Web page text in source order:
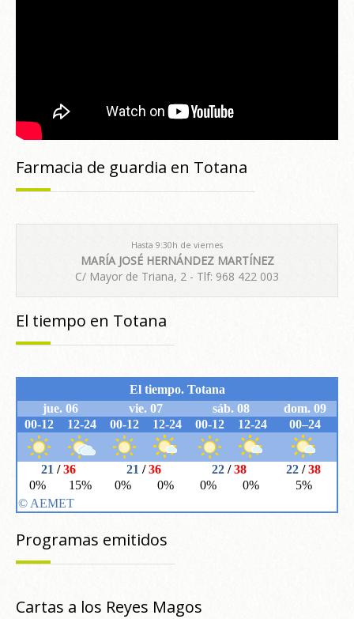
Programas emitidos
Cartas a los Reyes Magos
Farmacia de guardia en Totana
Hasta 9:30h de viernes
MARÍA JOSÉ HERNÁNDEZ MARTÍNEZ
C/ Mayor de Triana, 2 - Tlf: 968 422 003
El tiempo en Totana